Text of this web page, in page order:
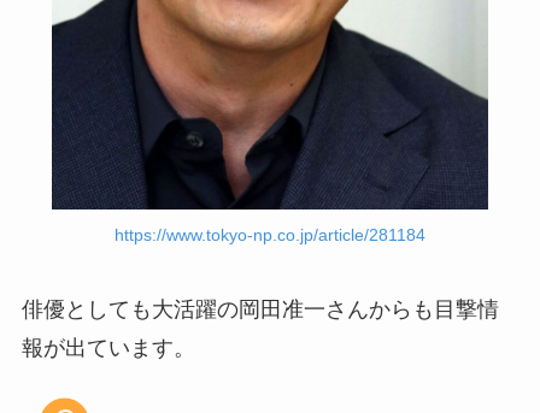
https://www.tokyo-np.co.jp/article/281184
俳優としても大活躍の岡田准一さんからも目撃情
報が出ています。